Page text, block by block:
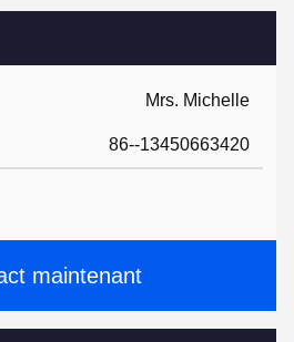
Mrs. Michelle
86--13450663420
maintenant